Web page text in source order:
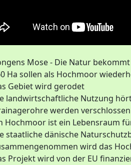
Mose - Die Natur
Ha sollen als Hochmoor
Gebiet wird gerodet
landwirtschaftliche Nutzung
werden
Hochmoor ist ein Lebensraum
staatliche dänische
wird das
Projekt wird von der EU